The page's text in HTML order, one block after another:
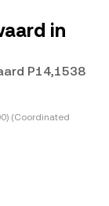
in
P14,1538
(Coordinated